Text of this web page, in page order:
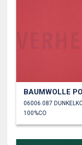
100%CO